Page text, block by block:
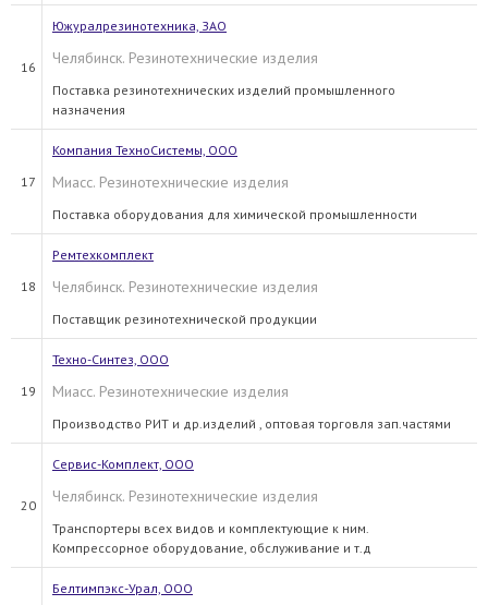
16
Южуралрезинотехника, ЗАО
Челябинск. Резинотехнические изделия
Поставка резинотехнических изделий промышленного
назначения
17
Компания ТехноСистемы, ООО
Миасс. Резинотехнические изделия
Поставка оборудования для химической промышленности
18
Ремтехкомплект
Челябинск. Резинотехнические изделия
Поставщик резинотехнической продукции
19
Техно-Синтез, ООО
Миасс. Резинотехнические изделия
Производство РИТ и др.изделий , оптовая торговля зап.частями
20
Сервис-Комплект, ООО
Челябинск. Резинотехнические изделия
Транспортеры всех видов и комплектующие к ним.
Компрессорное оборудование, обслуживание и т.д
Белтимпэкс-Урал, ООО